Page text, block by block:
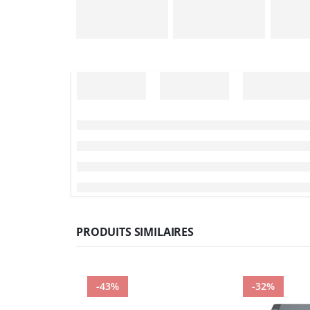
PRODUITS SIMILAIRES
-43% -32%